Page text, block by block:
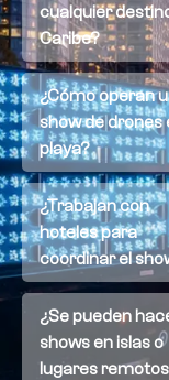
cualquier
Caribe?
¿Cómo operan
show de drones
playa?
¿Trabajan con
hoteles para
coordinar el
¿Se pueden
shows en islas o
lugares